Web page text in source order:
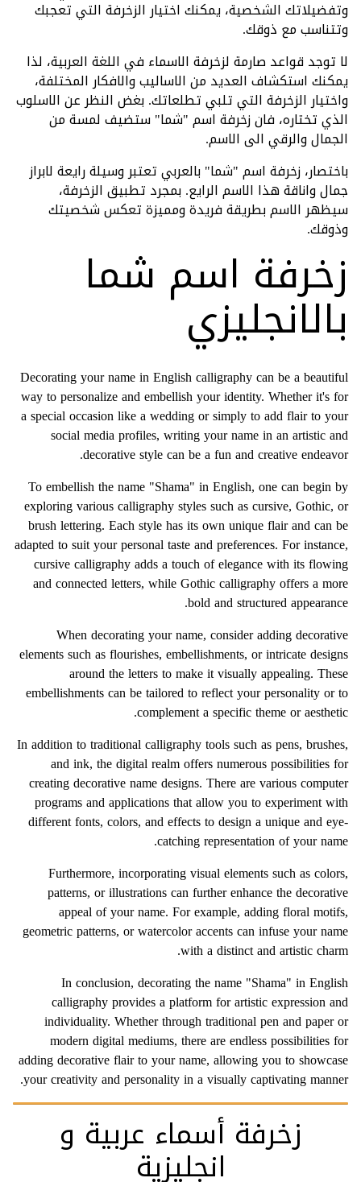
وتفضيلاتك الشخصية، يمكنك اختيار الزخرفة التي تعجبك
وتتناسب مع ذوقك.
لا توجد قواعد صارمة لزخرفة الاسماء في اللغة العربية، لذا
يمكنك استكشاف العديد من الاساليب والافكار المختلفة،
واختيار الزخرفة التي تلبي تطلعاتك. بغض النظر عن الاسلوب
الذي تختاره، فان زخرفة اسم "شما" ستضيف لمسة من
الجمال والرقي الى الاسم.
باختصار، زخرفة اسم "شما" بالعربي تعتبر وسيلة رايعة لابراز
جمال واناقة هذا الاسم الرايع. بمجرد تطبيق الزخرفة،
سيظهر الاسم بطريقة فريدة ومميزة تعكس شخصيتك
وذوقك.
زخرفة اسم شما
بالانجليزي
Decorating your name in English calligraphy can be a beautiful
way to personalize and embellish your identity. Whether it's for
a special occasion like a wedding or simply to add flair to your
social media profiles, writing your name in an artistic and
decorative style can be a fun and creative endeavor.
To embellish the name "Shama" in English, one can begin by
exploring various calligraphy styles such as cursive, Gothic, or
brush lettering. Each style has its own unique flair and can be
adapted to suit your personal taste and preferences. For instance,
cursive calligraphy adds a touch of elegance with its flowing
and connected letters, while Gothic calligraphy offers a more
bold and structured appearance.
When decorating your name, consider adding decorative
elements such as flourishes, embellishments, or intricate designs
around the letters to make it visually appealing. These
embellishments can be tailored to reflect your personality or to
complement a specific theme or aesthetic.
In addition to traditional calligraphy tools such as pens, brushes,
and ink, the digital realm offers numerous possibilities for
creating decorative name designs. There are various computer
programs and applications that allow you to experiment with
different fonts, colors, and effects to design a unique and eye-
catching representation of your name.
Furthermore, incorporating visual elements such as colors,
patterns, or illustrations can further enhance the decorative
appeal of your name. For example, adding floral motifs,
geometric patterns, or watercolor accents can infuse your name
with a distinct and artistic charm.
In conclusion, decorating the name "Shama" in English
calligraphy provides a platform for artistic expression and
individuality. Whether through traditional pen and paper or
modern digital mediums, there are endless possibilities for
adding decorative flair to your name, allowing you to showcase
your creativity and personality in a visually captivating manner.
زخرفة أسماء عربية و
انجليزية